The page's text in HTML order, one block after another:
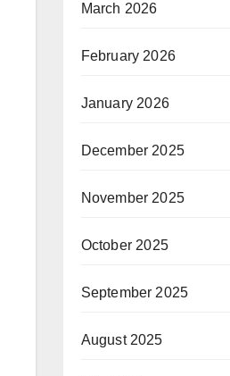
March 2026
February 2026
January 2026
December 2025
November 2025
October 2025
September 2025
August 2025